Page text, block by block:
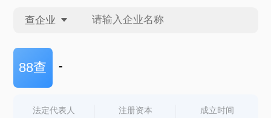
查企业
查企业
88查 -
法定代表人 注册资本 成立时间